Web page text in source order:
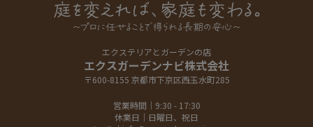
エクステリアとガーデンの店
エクスガーデンナビ株式会社
〒600-8155 京都市下京区西玉水町285
営業時間｜9:30 - 17:30
休業日｜日曜日、祝日